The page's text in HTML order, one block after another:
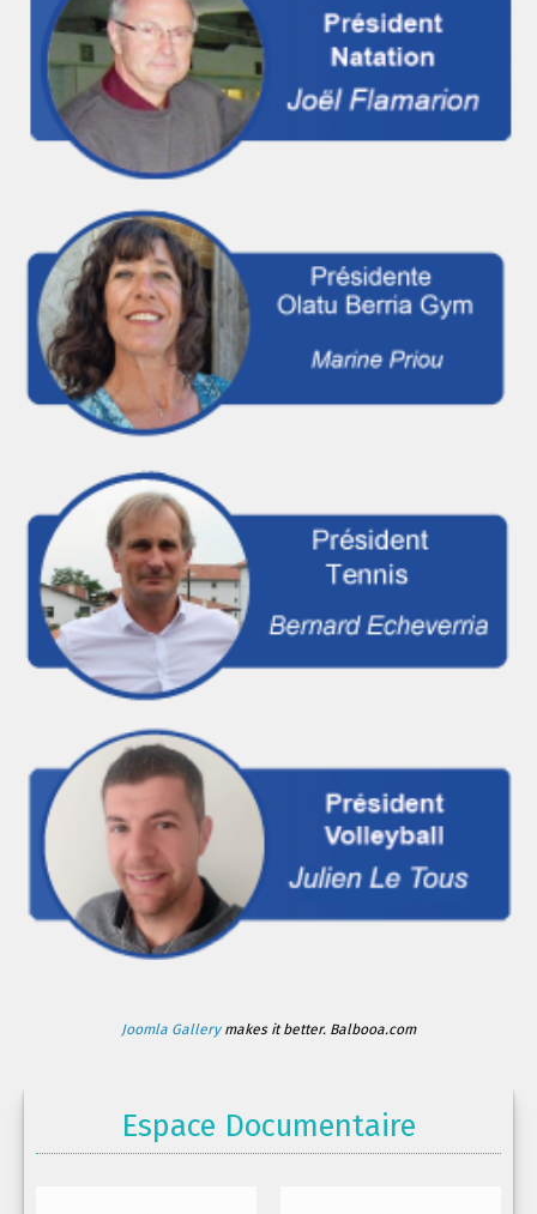
Joomla Gallerymakes it better. Balbooa.com
Espace Documentaire